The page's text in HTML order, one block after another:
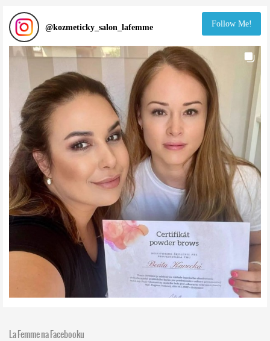
@kozmeticky_salon_lafemme Follow Me!
La Femme na Facebooku